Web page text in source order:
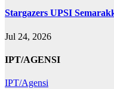
Stargazers UPSI
Jul 24, 2026
IPT/AGENSI
IPT/Agensi